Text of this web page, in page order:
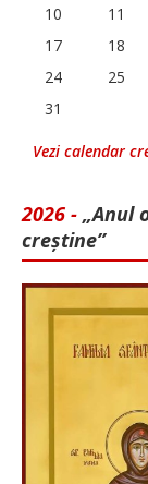
10
11
17
18
24
25
31
Vezi calendar
2026 - „Anul
creștine”